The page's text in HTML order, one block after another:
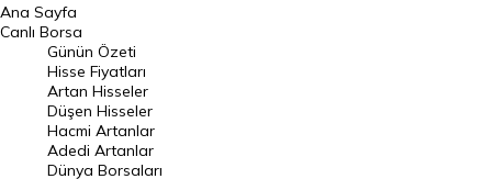
BIST 100 Hisseleri
En Çok Artan Hisseler
En Çok Düşen Hisseler
Hacmi Artanlar
Geçmiş Kapanışlar
Ana Sayfa
Canlı Borsa
Günün Özeti
Hisse Fiyatları
Artan Hisseler
Düşen Hisseler
Hacmi Artanlar
Adedi Artanlar
Dünya Borsaları